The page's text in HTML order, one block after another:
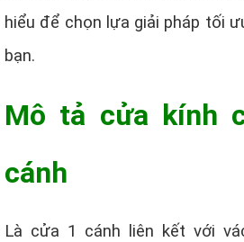
hiểu để chọn lựa giải pháp tối
bạn.
Mô tả cửa kính
cánh
Là cửa 1 cánh liên kết với